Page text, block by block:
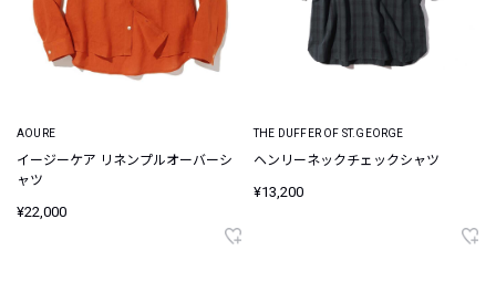
AOURE
イージーケア リネンプルオーバーシ
ャツ
¥22,000
THE DUFFER OF ST.GEORGE
ヘンリーネックチェックシャツ
¥13,200